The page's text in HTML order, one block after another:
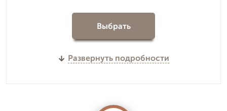
Выбрать
Развернуть подробности